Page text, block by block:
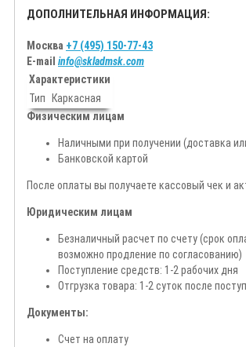
ДОПОЛНИТЕЛЬНАЯ ИНФОРМАЦИЯ:
Москва +7 (495) 150-77-43
E-mail info@skladmsk.com
Характеристики
Тип
Каркасная
Физическим лицам
Наличными при получении (доставка
Банковской картой
После оплаты вы получаете кассовый чек и
Юридическим лицам
Безналичный расчет по счету (срок
возможно продление по согласованию)
Поступление средств: 1-2 рабочих дня
Отгрузка товара: 1-2 суток после
Документы:
Счет на оплату